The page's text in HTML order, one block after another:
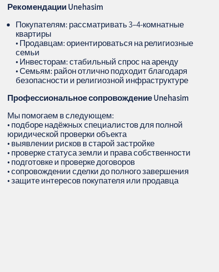
РекомендацииUnehasim
Покупателям: рассматривать 3–4‑комнатные
квартиры
• Продавцам: ориентироваться на религиозные
семьи
• Инвесторам: стабильный спрос на аренду
• Семьям: район отлично подходит благодаря
безопасности и религиозной инфраструктуре
Профессиональное сопровождениеUnehasim
Мы помогаем в следующем:
• подборе надёжных специалистов для полной
юридической проверки объекта
• выявлении рисков в старой застройке
• проверке статуса земли и права собственности
• подготовке и проверке договоров
• сопровождении сделки до полного завершения
• защите интересов покупателя или продавца